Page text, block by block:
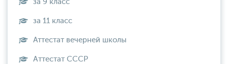
за 9 класс
за 11 класс
Аттестат вечерней школы
Aттестат СССР